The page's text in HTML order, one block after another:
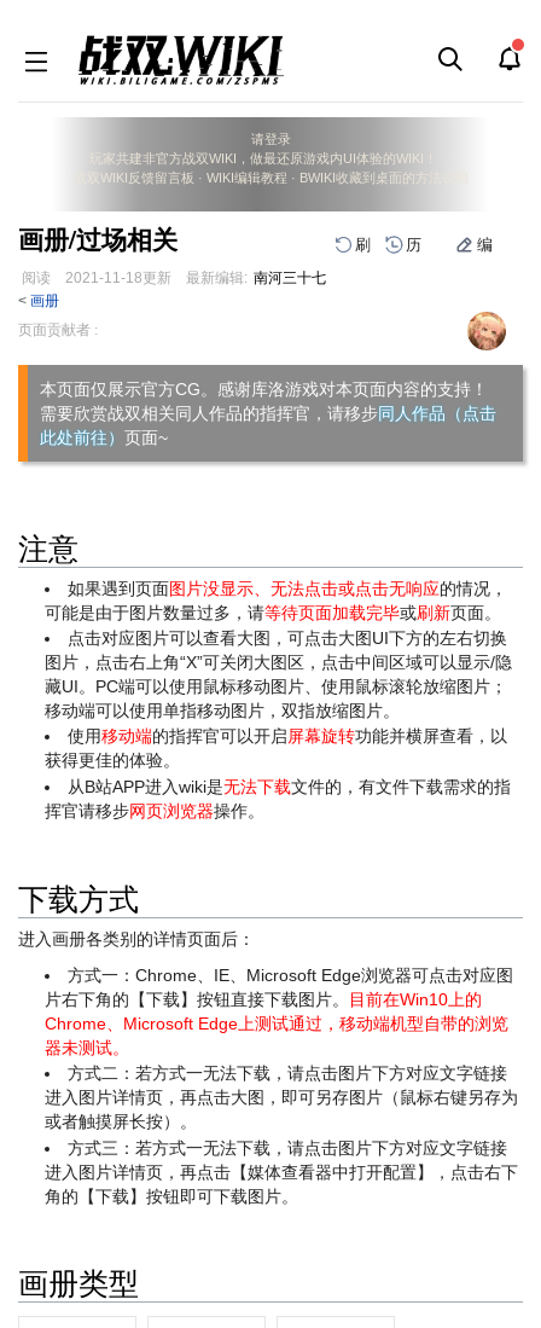
请登录
玩家共建非官方战双WIKI，做最还原游戏内UI体验的WIKI！
战双WIKI反馈留言板 · WIKI编辑教程 · BWIKI收藏到桌面的方法说明
画册/过场相关 刷 历 编
阅读 2021-11-18更新 最新编辑: 南河三十七
< 画册
跳
导
跳
搜
页面贡献者 :
本页面仅展示官方CG。感谢库洛游戏对本页面内容的支持！
需要欣赏战双相关同人作品的指挥官，请移步同人作品（点击
此处前往） 页面~
注意
如果遇到页面图片没显示、无法点击或点击无响应的情况，
可能是由于图片数量过多，请等待页面加载完毕或刷新页面。
点击对应图片可以查看大图，可点击大图UI下方的左右切换
图片，点击右上角“X”可关闭大图区，点击中间区域可以显示/隐
藏UI。PC端可以使用鼠标移动图片、使用鼠标滚轮放缩图片；
移动端可以使用单指移动图片，双指放缩图片。
使用移动端的指挥官可以开启屏幕旋转功能并横屏查看，以
获得更佳的体验。
从B站APP进入wiki是无法下载文件的，有文件下载需求的指
挥官请移步网页浏览器操作。
下载方式
进入画册各类别的详情页面后：
方式一：Chrome、IE、Microsoft Edge浏览器可点击对应图
片右下角的【下载】按钮直接下载图片。
目前在Win10上的
Chrome、Microsoft Edge上测试通过，移动端机型自带的浏览
器未测试。
方式二：若方式一无法下载，请点击图片下方对应文字链接
进入图片详情页，再点击大图，即可另存图片（鼠标右键另存为
或者触摸屏长按）。
方式三：若方式一无法下载，请点击图片下方对应文字链接
进入图片详情页，再点击【媒体查看器中打开配置】，点击右下
角的【下载】按钮即可下载图片。
画册类型